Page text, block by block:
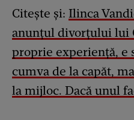
Citește și: Ilinca
anunțul divorțului lui
proprie experiență, e
cumva de la capăt,
la mijloc. Dacă unul